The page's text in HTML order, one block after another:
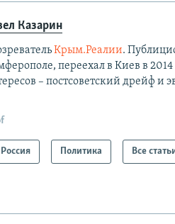
Казарин
Крым.Реалии.
переехал в Киев в
– постсоветский дрейф и
Россия Политика Все